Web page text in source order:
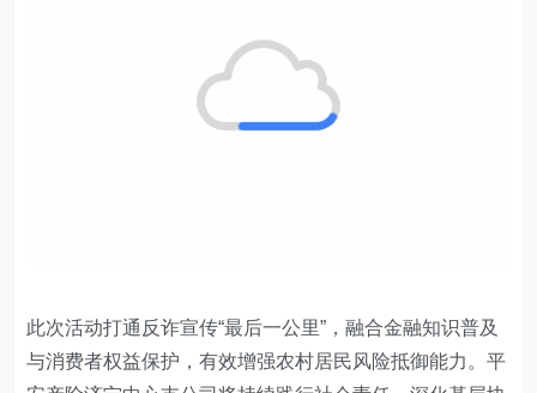
此次活动打通反诈宣传“最后一公里”，融合金融知识普及
与消费者权益保护，有效增强农村居民风险抵御能力。平